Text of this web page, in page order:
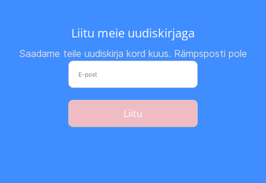
Liitu meie uudiskirjaga
Saadame teile uudiskirja kord kuus. Rämpsposti pole
Liitu